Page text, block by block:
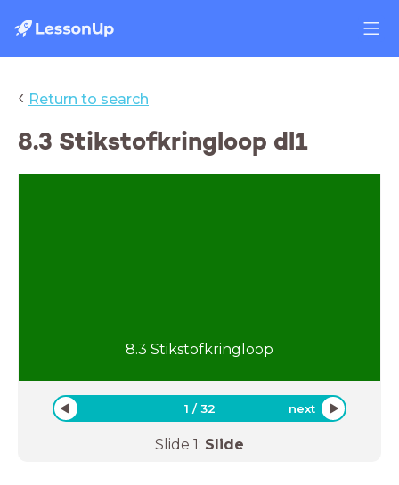
‹ Return to search
8.3 Stikstofkringloop dl1
8.3 Stikstofkringloop
1 /32 next
Slide 1: Slide